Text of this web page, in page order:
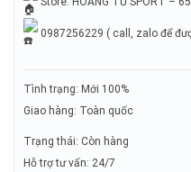
0987256229 ( call, zalo để
Tình trạng: Mới 100%
Giao hàng: Toàn quốc
Trạng thái: Còn hàng
Hỗ trợ tư vấn: 24/7